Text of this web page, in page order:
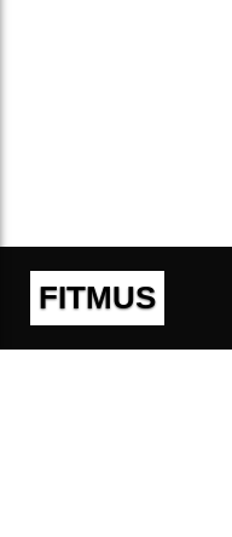
FITMUS